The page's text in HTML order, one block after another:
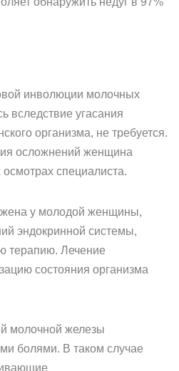
инволюции молочных
вследствие угасания
организма, не требуется.
осложнений женщина
специалиста.
у молодой женщины,
эндокринной системы,
терапию. Лечение
состояния организма
молочной железы
болями. В таком случае